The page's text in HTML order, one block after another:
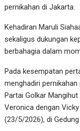
pernikahan di Jakarta.
Kehadiran Maruli
sekaligus dukungan
berbahagia dalam
Pada kesempatan
menghadiri
Partai Golkar Mangihut
Veronica dengan
(23/5/2026), di